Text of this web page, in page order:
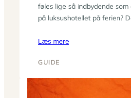
føles lige så indbydende som
på luksushotellet på ferien?
Læs mere
GUIDE